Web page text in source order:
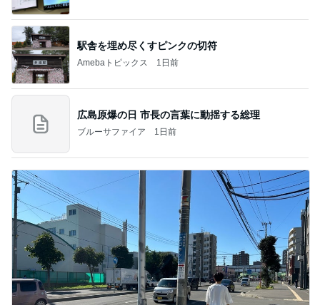
駅舎を埋め尽くすピンクの切符
Amebaトピックス 1日前
広島原爆の日 市長の言葉に動揺する総理
ブルーサファイア 1日前